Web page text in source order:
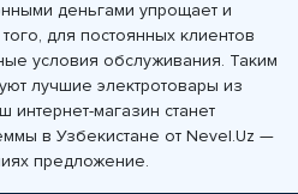
деньгами упрощает и
для постоянных клиентов
условия обслуживания. Таким
лучшие электротовары из
интернет-магазин станет
в Узбекистане от Nevel.Uz —
предложение.